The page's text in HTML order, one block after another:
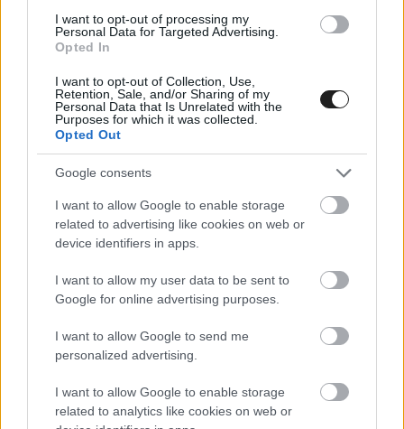
I want to opt-out of processing my
Personal Data for Targeted Advertising.
Opted In
I want to opt-out of Collection, Use,
Retention, Sale, and/or Sharing of my
Personal Data that Is Unrelated with the
Purposes for which it was collected.
Opted Out
Google consents
I want to allow Google to enable storage
related to advertising like cookies on web or
device identifiers in apps.
I want to allow my user data to be sent to
Google for online advertising purposes.
I want to allow Google to send me
personalized advertising.
I want to allow Google to enable storage
related to analytics like cookies on web or
kezdtek el először hírek kiszivárogni arról a
paddockban, hogy a Liberty Media
madridi verseny mégsem valósulna meg. Imola
a kijelölt beugró, az a helyszín, amely éppen
azért került ki a naptárból, hogy helyet csináljon
a spanyol fővárosnak. Az olasz pálya esetében
azonban komplikációt jelenthet, hogy a
naptárban hol helyezkedik el a Spanyol Nagydíj:
egyetlen héttel a szeptember 6-i, monzai Olasz
Nagydíj után, vagyis ha Imola bevetésére lenne
szükség, akkor két egymást követő hétvégén
rendeznének F1-es versenyt Olaszországban.
Ilyesmire eddig csak 2020-ban és 2021-ben, a
koronavírus-világjárvány idején volt példa, akkor